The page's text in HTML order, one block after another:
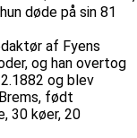
døde på sin 81
af Fyens
og han overtog
og blev
født
30 køer, 20